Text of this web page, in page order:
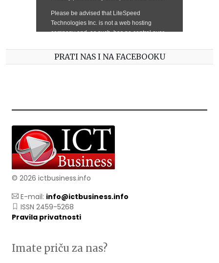
PRATI NAS I NA FACEBOOKU
© 2026 ictbusiness.info
E-mail: info@ictbusiness.info
ISSN 2459-5268
Pravila privatnosti
Imate priču za nas?